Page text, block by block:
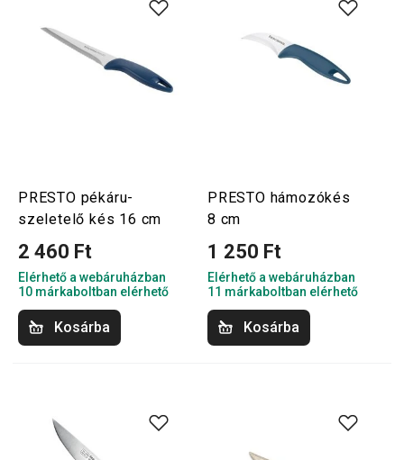
PRESTO pékáru-
szeletelő kés 16 cm
2 460 Ft
Elérhető a webáruházban
10 márkaboltban elérhető
Kosárba
PRESTO hámozókés
8 cm
1 250 Ft
Elérhető a webáruházban
11 márkaboltban elérhető
Kosárba